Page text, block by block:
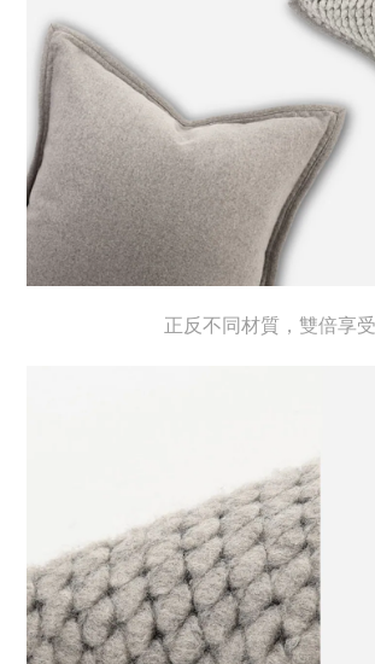
正反不同材質，雙倍享受